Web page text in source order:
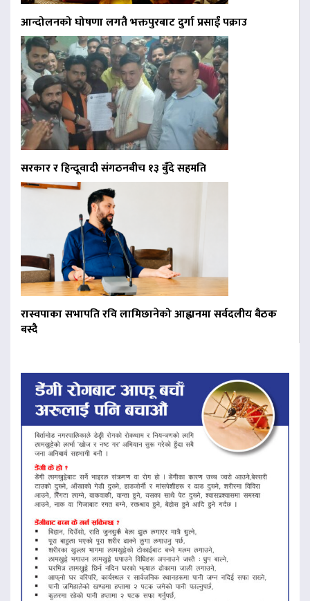
आन्दोलनको घोषणा लगतै भक्तपुरबाट दुर्गा प्रसाईं पक्राउ
सरकार र हिन्दूवादी संगठनबीच १३ बुँदे सहमति
रास्वपाका सभापति रवि लामिछानेको आह्वानमा सर्वदलीय बैठक
बस्दै